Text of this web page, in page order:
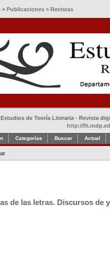
> Publicaciones > Revistas
Estudios de Teoría Literaria - Revista
http://
Categorías Buscar Actual
de las letras. Discursos de